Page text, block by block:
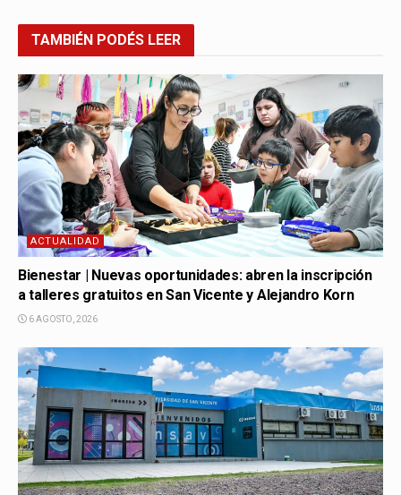
TAMBIÉN PODÉS LEER
ACTUALIDAD
Bienestar | Nuevas oportunidades: abren la inscripción
a talleres gratuitos en San Vicente y Alejandro Korn
6 AGOSTO, 2026